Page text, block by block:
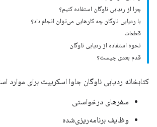
چرا از ردیابی ناوگان استفاده کنیم؟
با ردیابی ناوگان چه کارهایی می‌توان انجام داد؟
قطعات
نحوه استفاده از ردیابی ناوگان
قدم بعدی چیست؟
کتابخانه ردیابی ناوگان جاوا اسکریپت برای موارد
سفرهای درخواستی
وظایف برنامه‌ریزی‌شده